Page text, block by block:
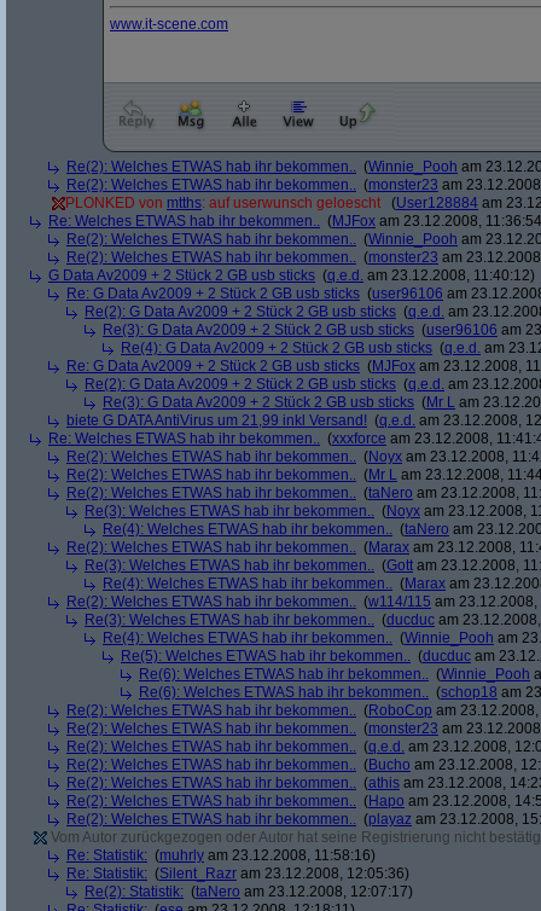
www.it-scene.com
Re(2): Welches ETWAS hab ihr bekommen.. (Winnie_Pooh am
Re(2): Welches ETWAS hab ihr bekommen.. (monster23 am
PLONKED von mtths: auf userwunsch geloescht (User128884 am
Re: Welches ETWAS hab ihr bekommen.. (MJFox am 23.12.2008,
Re(2): Welches ETWAS hab ihr bekommen.. (Winnie_Pooh am
Re(2): Welches ETWAS hab ihr bekommen.. (monster23 am
G Data Av2009 + 2 Stück 2 GB usb sticks (q.e.d. am 23.12.2008, 11:40:12)
Re: G Data Av2009 + 2 Stück 2 GB usb sticks (user96106 am
Re(2): G Data Av2009 + 2 Stück 2 GB usb sticks (q.e.d. am
Re(3): G Data Av2009 + 2 Stück 2 GB usb sticks (user96106 am
Re(4): G Data Av2009 + 2 Stück 2 GB usb sticks (q.e.d. am
Re: G Data Av2009 + 2 Stück 2 GB usb sticks (MJFox am 23.12.2008,
Re(2): G Data Av2009 + 2 Stück 2 GB usb sticks (q.e.d. am
Re(3): G Data Av2009 + 2 Stück 2 GB usb sticks (Mr L am
biete G DATA AntiVirus um 21,99 inkl Versand! (q.e.d. am 23.12.2008,
Re: Welches ETWAS hab ihr bekommen.. (xxxforce am 23.12.2008,
Re(2): Welches ETWAS hab ihr bekommen.. (Noyx am 23.12.2008,
Re(2): Welches ETWAS hab ihr bekommen.. (Mr L am 23.12.2008,
Re(2): Welches ETWAS hab ihr bekommen.. (taNero am 23.12.2008,
Re(3): Welches ETWAS hab ihr bekommen.. (Noyx am 23.12.2008,
Re(4): Welches ETWAS hab ihr bekommen.. (taNero am
Re(2): Welches ETWAS hab ihr bekommen.. (Marax am 23.12.2008,
Re(3): Welches ETWAS hab ihr bekommen.. (Gott am 23.12.2008,
Re(4): Welches ETWAS hab ihr bekommen.. (Marax am
Re(2): Welches ETWAS hab ihr bekommen.. (w114/115 am 23.12.2008,
Re(3): Welches ETWAS hab ihr bekommen.. (ducduc am
Re(4): Welches ETWAS hab ihr bekommen.. (Winnie_Pooh am
Re(5): Welches ETWAS hab ihr bekommen.. (ducduc am
Re(6): Welches ETWAS hab ihr bekommen.. (Winnie_Pooh
Re(6): Welches ETWAS hab ihr bekommen.. (schop18 am
Re(2): Welches ETWAS hab ihr bekommen.. (RoboCop am
Re(2): Welches ETWAS hab ihr bekommen.. (monster23 am
Re(2): Welches ETWAS hab ihr bekommen.. (q.e.d. am 23.12.2008,
Re(2): Welches ETWAS hab ihr bekommen.. (Bucho am 23.12.2008,
Re(2): Welches ETWAS hab ihr bekommen.. (athis am 23.12.2008,
Re(2): Welches ETWAS hab ihr bekommen.. (Hapo am 23.12.2008,
Re(2): Welches ETWAS hab ihr bekommen.. (playaz am 23.12.2008,
Vom Autor zurückgezogen oder Autor hat seine Registrierung nicht
Re: Statistik: (muhrly am 23.12.2008, 11:58:16)
Re: Statistik: (Silent_Razr am 23.12.2008, 12:05:36)
Re(2): Statistik: (taNero am 23.12.2008, 12:07:17)